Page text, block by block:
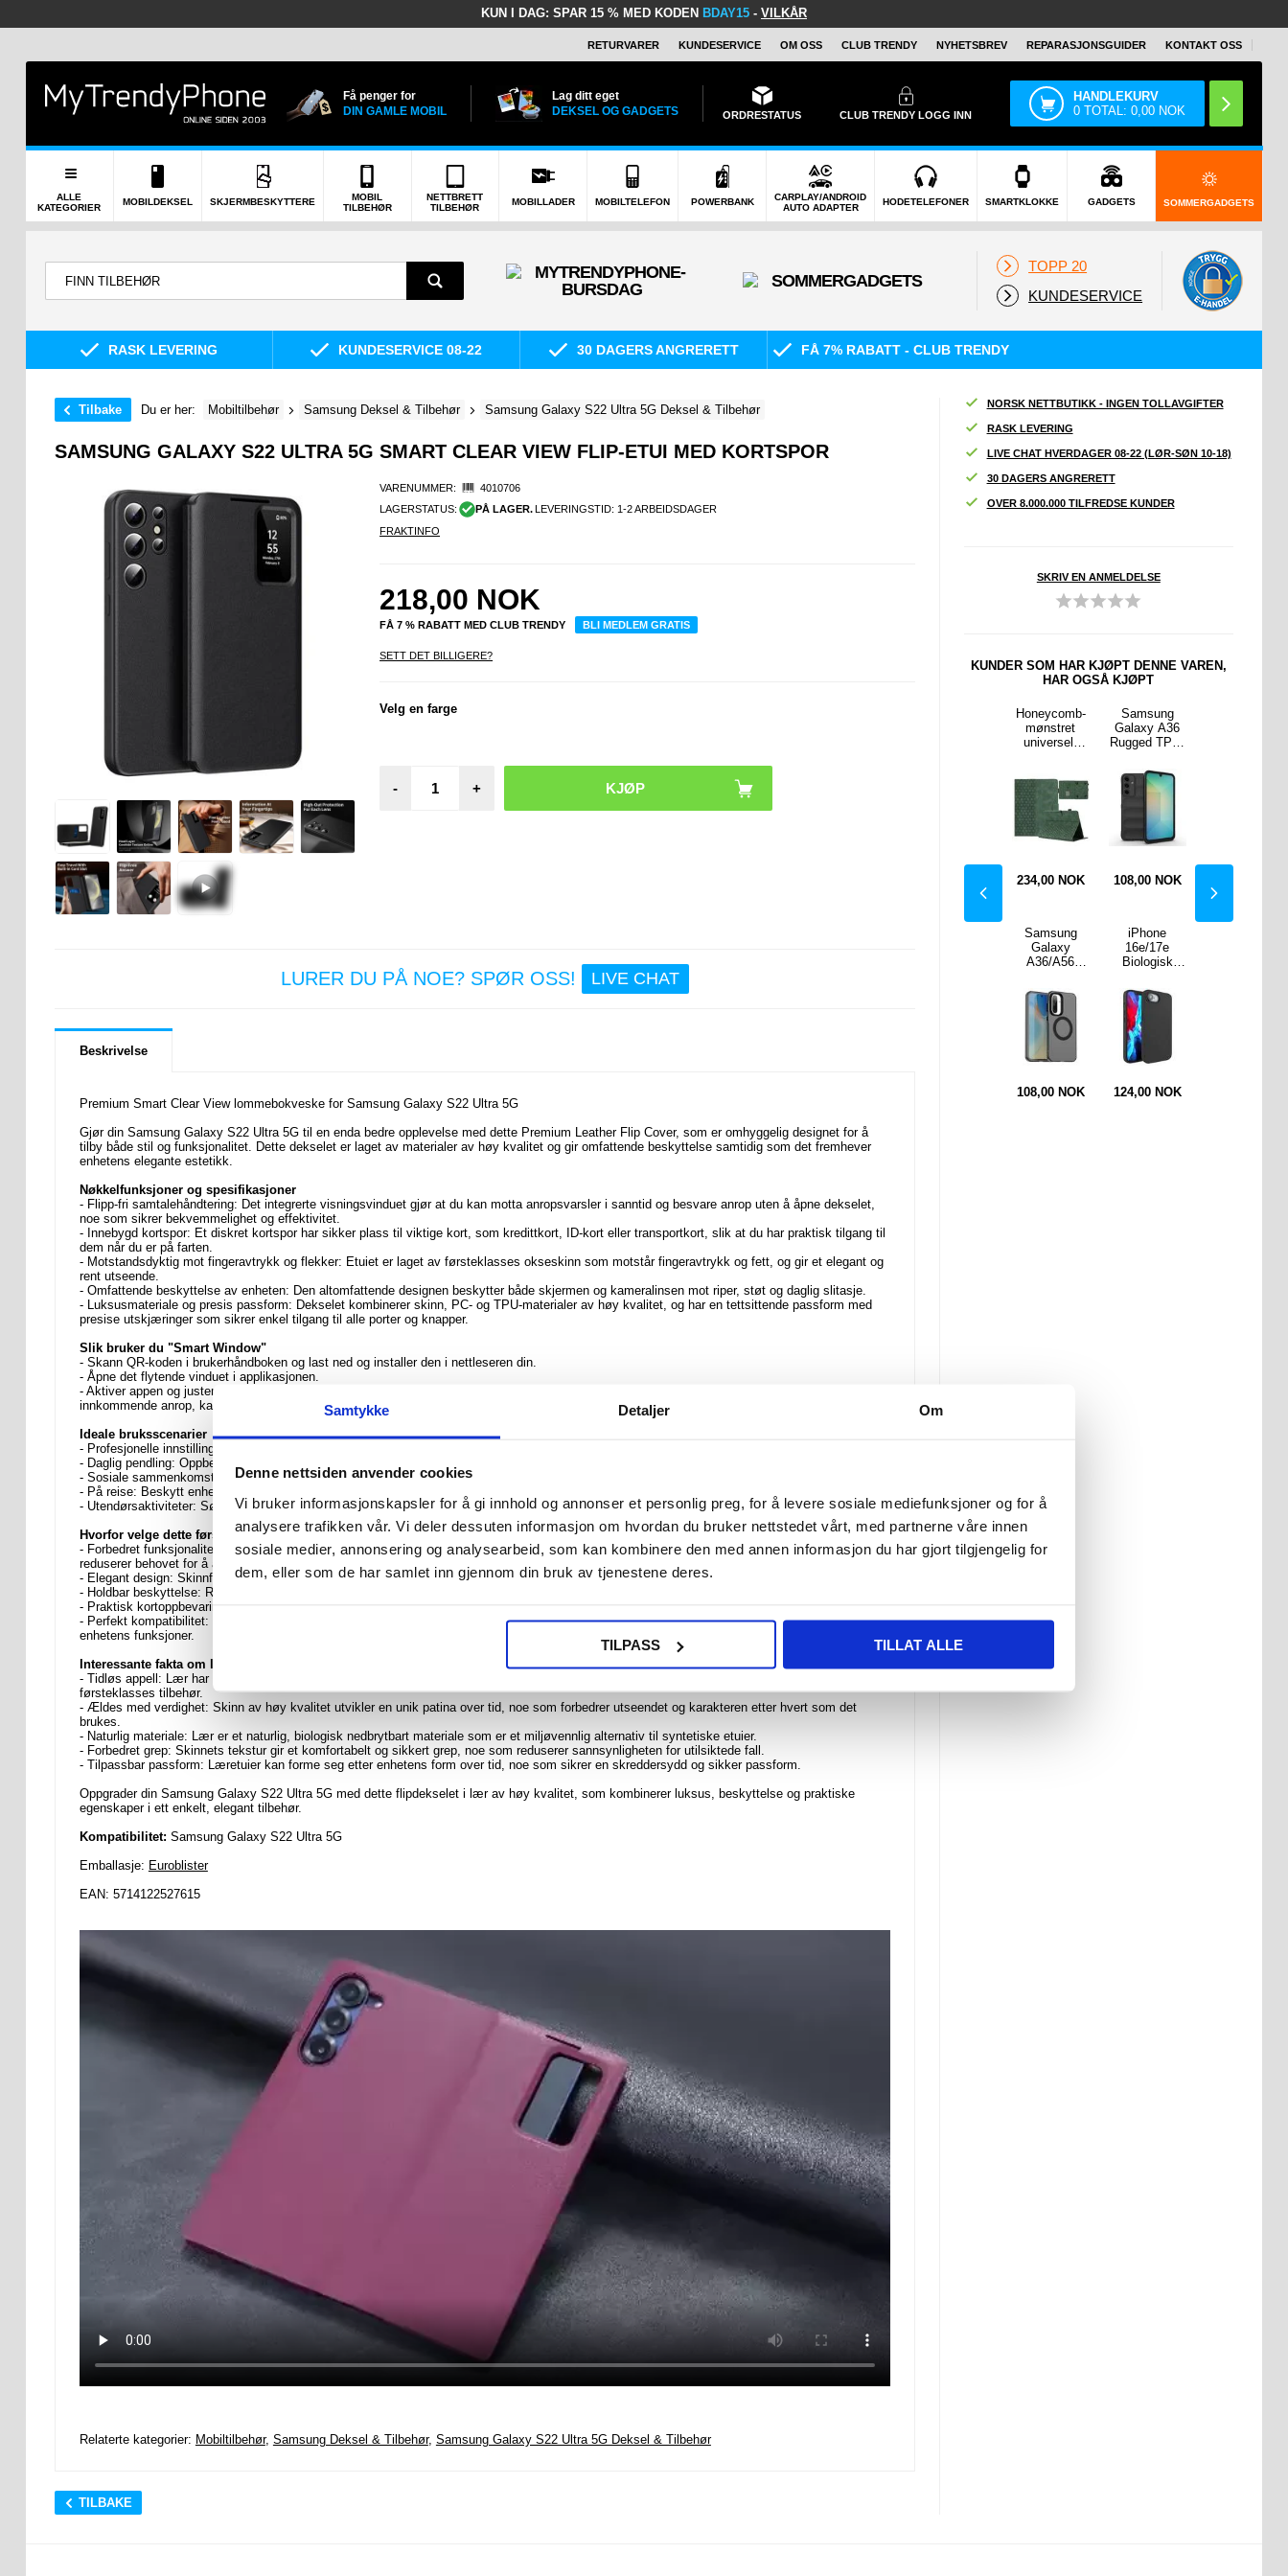
Samtykke Detaljer Om
Denne nettsiden anvender cookies
Vi bruker informasjonskapsler for å gi innhold og annonser et personlig preg, for å levere sosiale mediefunksjoner og for å
analysere trafikken vår. Vi deler dessuten informasjon om hvordan du bruker nettstedet vårt, med partnerne våre innen
sosiale medier, annonsering og analysearbeid, som kan kombinere den med annen informasjon du har gjort tilgjengelig for
dem, eller som de har samlet inn gjennom din bruk av tjenestene deres.
TILPASS TILLAT ALLE
KUN I DAG: SPAR 15 % MED KODEN BDAY15 - VILKÅR
RETURVARER KUNDESERVICE OM OSS CLUB TRENDY NYHETSBREV REPARASJONSGUIDER KONTAKT OSS
Få penger for
DIN GAMLE MOBIL
Lag ditt eget
DEKSEL OG GADGETS
ORDRESTATUS CLUB TRENDYLOGG INN
HANDLEKURV
0 TOTAL:0,00 NOK
ALLE
KATEGORIER
MOBILDEKSEL SKJERMBESKYTTERE
MOBIL
TILBEHØR
NETTBRETT
TILBEHØR
MOBILLADER MOBILTELEFON POWERBANK
CARPLAY/ANDROID
AUTO ADAPTER
HODETELEFONER SMARTKLOKKE GADGETS SOMMERGADGETS
TOPP 20
KUNDESERVICE
RASK LEVERING KUNDESERVICE 08-22 30 DAGERS ANGRERETT FÅ 7% RABATT - CLUB TRENDY
Tilbake Du er her: Mobiltilbehør Samsung Deksel & Tilbehør Samsung Galaxy S22 Ultra 5G Deksel & Tilbehør
SAMSUNG GALAXY S22 ULTRA 5G SMART CLEAR VIEW FLIP-ETUI MED KORTSPOR
VARENUMMER:
4010706
LAGERSTATUS:
PÅ LAGER.
LEVERINGSTID: 1-2 ARBEIDSDAGER
FRAKTINFO
218,00 NOK
FÅ 7 % RABATT MED CLUB TRENDY BLI MEDLEM GRATIS
SETT DET BILLIGERE?
Velg en farge
- +
LURER DU PÅ NOE? SPØR OSS! LIVE CHAT
Beskrivelse
Premium Smart Clear View lommebokveske for Samsung Galaxy S22 Ultra 5G
Gjør din Samsung Galaxy S22 Ultra 5G til en enda bedre opplevelse med dette Premium Leather Flip Cover, som er omhyggelig designet for å
tilby både stil og funksjonalitet. Dette dekselet er laget av materialer av høy kvalitet og gir omfattende beskyttelse samtidig som det fremhever
enhetens elegante estetikk.
Nøkkelfunksjoner og spesifikasjoner
- Flipp-fri samtalehåndtering: Det integrerte visningsvinduet gjør at du kan motta anropsvarsler i sanntid og besvare anrop uten å åpne dekselet,
noe som sikrer bekvemmelighet og effektivitet.
- Innebygd kortspor: Et diskret kortspor har sikker plass til viktige kort, som kredittkort, ID-kort eller transportkort, slik at du har praktisk tilgang til
dem når du er på farten.
- Motstandsdyktig mot fingeravtrykk og flekker: Etuiet er laget av førsteklasses okseskinn som motstår fingeravtrykk og fett, og gir et elegant og
rent utseende.
- Omfattende beskyttelse av enheten: Den altomfattende designen beskytter både skjermen og kameralinsen mot riper, støt og daglig slitasje.
- Luksusmateriale og presis passform: Dekselet kombinerer skinn, PC- og TPU-materialer av høy kvalitet, og har en tettsittende passform med
presise utskjæringer som sikrer enkel tilgang til alle porter og knapper.
Slik bruker du "Smart Window"
- Skann QR-koden i brukerhåndboken og last ned og installer den i nettleseren din.
- Åpne det flytende vinduet i applikasjonen.
- Aktiver appen og juster telefonens NFC-posisjon med aktiveringspunktet på telefondekselet. Aktiveringen er fullført. Når det kommer et
innkommende anrop, kan du skyve på smartvinduet for å besvare eller avvise det.
Ideale bruksscenarier
- Profesjonelle innstillinger: Oppretthold et polert og profesjonelt utseende under møter og forretningsoppdrag med etuiets sofistikerte design.
- Daglig pendling: Oppbevar og få tilgang til transportkort eller ID-kort i det innebygde kortsporet, noe som forenkler de daglige rutinene.
- Sosiale sammenkomster: Håndter anrop og varsler uten å måtte holde enheten i hånden hele tiden, slik at du kan holde deg diskret tilkoblet.
- På reise: Beskytt enheten din mot potensielle skader på reisen, samtidig som du har viktige kort lett tilgjengelig.
- Utendørsaktiviteter: Sørg for at telefonen er sikker og tilgjengelig under ulike utendørsaktiviteter, med ekstra beskyttelse mot vær og vind.
Hvorfor velge dette førsteklasses flippdekselet i lær?
- Forbedret funksjonalitet: Det smarte visningsvinduet og funksjonene for flippfri samtalehåndtering gir en sømløs brukeropplevelse, noe som
reduserer behovet for å åpne dekselet for grunnleggende interaksjoner.
- Elegant design: Skinnfinishen gir enheten din et luksuriøst preg som gjør at den skiller seg ut og utfyller din personlige stil.
- Holdbar beskyttelse: Robuste materialer og omfattende dekning sikrer at din Samsung Galaxy S22 Ultra 5G forblir beskyttet mot daglige farer.
- Praktisk kortoppbevaring: Det integrerte kortsporet eliminerer behovet for en separat lommebok, slik at du har alt du trenger i én elegant pakke.
- Perfekt kompatibilitet: Etuiet er spesialdesignet for Samsung Galaxy S22 Ultra 5G og garanterer perfekt passform og full funksjonalitet for alle
enhetens funksjoner.
Interessante fakta om læretuier
- Tidløs appell: Lær har blitt brukt i århundrer på grunn av sin holdbarhet og klassiske estetikk, noe som gjør det til et populært valg for
førsteklasses tilbehør.
- Ældes med verdighet: Skinn av høy kvalitet utvikler en unik patina over tid, noe som forbedrer utseendet og karakteren etter hvert som det
brukes.
- Naturlig materiale: Lær er et naturlig, biologisk nedbrytbart materiale som er et miljøvennlig alternativ til syntetiske etuier.
- Forbedret grep: Skinnets tekstur gir et komfortabelt og sikkert grep, noe som reduserer sannsynligheten for utilsiktede fall.
- Tilpassbar passform: Læretuier kan forme seg etter enhetens form over tid, noe som sikrer en skreddersydd og sikker passform.
Oppgrader din Samsung Galaxy S22 Ultra 5G med dette flipdekselet i lær av høy kvalitet, som kombinerer luksus, beskyttelse og praktiske
egenskaper i ett enkelt, elegant tilbehør.
Kompatibilitet: Samsung Galaxy S22 Ultra 5G
Emballasje: Euroblister
EAN: 5714122527615
Relaterte kategorier: Mobiltilbehør, Samsung Deksel & Tilbehør, Samsung Galaxy S22 Ultra 5G Deksel & Tilbehør
TILBAKE
NORSK NETTBUTIKK - INGEN TOLLAVGIFTER
RASK LEVERING
LIVE CHAT HVERDAGER 08-22 (LØR-SØN 10-18)
30 DAGERS ANGRERETT
OVER 8.000.000 TILFREDSE KUNDER
SKRIV EN ANMELDELSE
KUNDER SOM HAR KJØPT DENNE VAREN,
HAR OGSÅ KJØPT
Honeycomb-
mønstret
universelt
kortspor - 10"
234,00 NOK
Samsung
Galaxy
A36/A56
Matte
MagSafe-
deksel - Svart
108,00 NOK
Samsung
Galaxy A36
Rugged TPU-
108,00 NOK
iPhone
16e/17e
Biologisk
Deksel -
Svart
124,00 NOK